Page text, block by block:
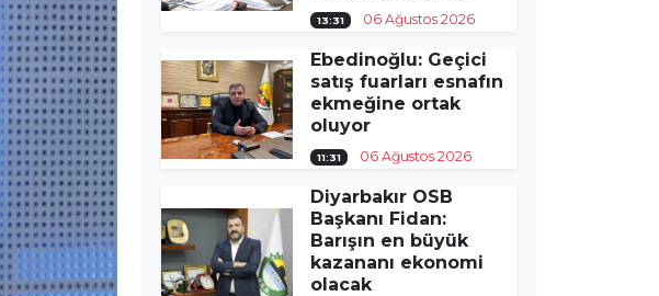
13:31 06 Ağustos 2026
Ebedinoğlu: Geçici
satış fuarları esnafın
ekmeğine ortak
oluyor
11:31 06 Ağustos 2026
Diyarbakır OSB
Başkanı Fidan:
Barışın en büyük
kazananı ekonomi
olacak